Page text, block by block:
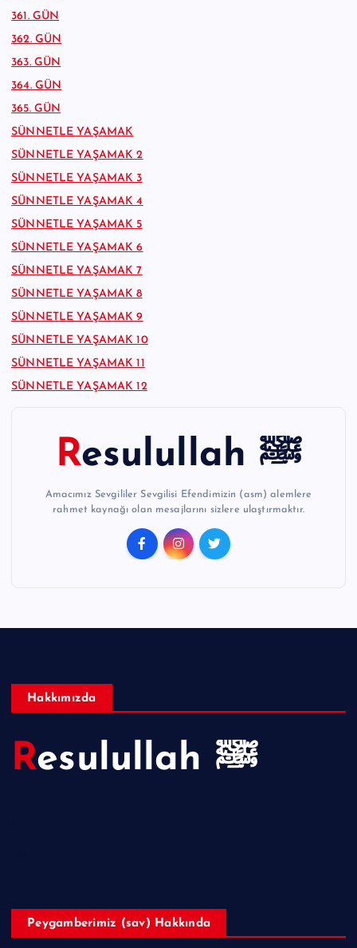
361. GÜN
362. GÜN
363. GÜN
364. GÜN
365. GÜN
SÜNNETLE YAŞAMAK
SÜNNETLE YAŞAMAK 2
SÜNNETLE YAŞAMAK 3
SÜNNETLE YAŞAMAK 4
SÜNNETLE YAŞAMAK 5
SÜNNETLE YAŞAMAK 6
SÜNNETLE YAŞAMAK 7
SÜNNETLE YAŞAMAK 8
SÜNNETLE YAŞAMAK 9
SÜNNETLE YAŞAMAK 10
SÜNNETLE YAŞAMAK 11
SÜNNETLE YAŞAMAK 12
Resulullah ﷺ
Amacımız Sevgililer Sevgilisi Efendimizin (asm) alemlere
rahmet kaynağı olan mesajlarını sizlere ulaştırmaktır.
Hakkımızda
Resulullah ﷺ
Peygamberimiz (sav) Hakkında